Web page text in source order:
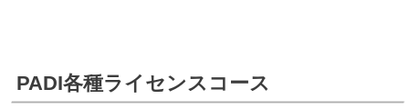
PADI各種ライセンスコース